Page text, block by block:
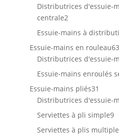
Distributrices d'essuie-
centrale22
produits
Essuie-mains à
Essuie-mains en rouleau63
Distributrices d'essuie-
Essuie-mains enroulés
Essuie-mains pliés31
Distributrices d'essuie-
Serviettes à pli simple99
Serviettes à plis